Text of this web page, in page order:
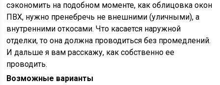
сэкономить на подобном моменте, как облицовка окон
ПВХ, нужно пренебречь не внешними (уличными), а
внутренними откосами. Что касается наружной
отделки, то она должна проводиться без промедлений.
И дальше я вам расскажу, как собственно ее
проводить.
Возможные варианты